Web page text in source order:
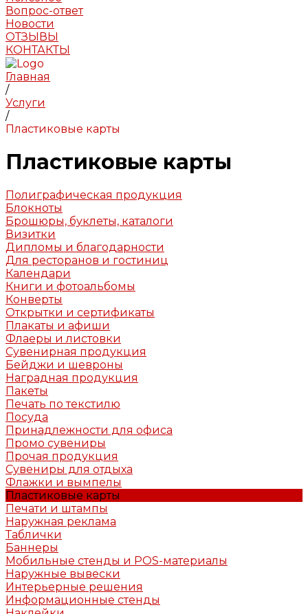
Вопрос-ответ
Новости
ОТЗЫВЫ
КОНТАКТЫ
Главная
/
Услуги
/
Пластиковые карты
Пластиковые карты
Полиграфическая продукция
Блокноты
Брошюры, буклеты, каталоги
Визитки
Дипломы и благодарности
Для ресторанов и гостиниц
Календари
Книги и фотоальбомы
Конверты
Открытки и сертификаты
Плакаты и афиши
Флаеры и листовки
Сувенирная продукция
Бейджи и шевроны
Наградная продукция
Пакеты
Печать по текстилю
Посуда
Принадлежности для офиса
Промо сувениры
Прочая продукция
Сувениры для отдыха
Флажки и вымпелы
Пластиковые карты
Печати и штампы
Наружная реклама
Таблички
Баннеры
Мобильные стенды и POS-материалы
Наружные вывески
Интерьерные решения
Информационные стенды